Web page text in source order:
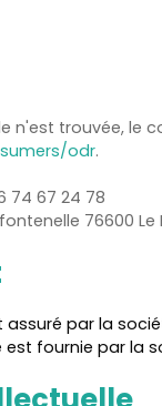
n'est trouvée, le
odr.
74 67 24 78
76600 Le
assuré par la
fournie par la